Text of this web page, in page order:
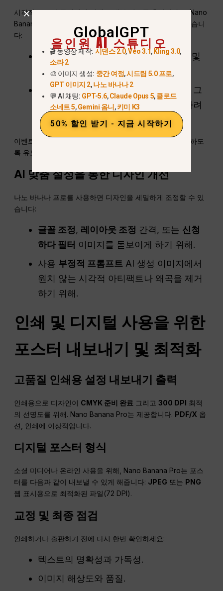
시각적 요소가 준비되면 이벤트 세부 정보를 추가하세요. Nano
Banana Pro를 사용하면 다음과 같은 작업을 수행할 수 있습니
다:
입력하십시오이벤트 이름,날짜,시간
, 및
위치.
텍스트를 맞춤 설정하세요
그
리고텍스트 효과포스터를 돋보이게 하려
면.
이벤트의 CTA가 눈에 잘 띄도록 하고 사용자가 행동을 취하도
록 유도하세요(예: 티켓 구매, 참석 여부 회신).
AI 맞춤 설정을 통한 디자인 개선
나노 바나나 프로를 사용하면 디자인을 세밀하게 조정할 수 있
습니다:
글꼴 조정, 레이아웃 조정 간격, 또는 신청
하다 필터 이미지를 돋보이게 하기 위해.
사용 부정적 프롬프트 AI 생성 이미지에서
원치 않는 시각적 아티팩트나 왜곡을 제거
하기 위해.
인쇄 및 디지털 사용을 위한
포스터 내보내기 및 최적화
고품질 인쇄용 설정 내보내기 출력
인쇄용으로 디자인이 CMYK 준비 완료 그리고300 DPI 최적
의 선명도를 위해. Nano Banana Pro는 제공합니다. PDF/X 옵
션, 인쇄에 이상적입니다.
디지털 포스터 형식
소셜 미디어나 온라인 사용을 위해, Nano Banana Pro는 포스
터를 다음과 같이 내보낼 수 있게 해줍니다: JPEG 또는 PNG
웹 표시용으로 최적화된 파일(72 DPI).
교정 및 최종 점검
인쇄하거나 출판하기 전에 다시 한번 확인하세요:
텍스트의 명확성과 가독성.
이미지 해상도와 품질.
GlobalGPT
올인원 AI 스튜디오
🎬 동영상 제작: 시댄스 2.0,Veo 3.1,Kling 3.0,
소라 2
🎨 이미지 생성: 중간 여정,시드림 5.0 프로,
GPT 이미지 2,나노 바나나 2
💬 AI 채팅: GPT-5.6,Claude Opus 5,클로드
소네트 5,Gemini 옴니,키미 K3
50% 할인 받기 - 지금 시작하기